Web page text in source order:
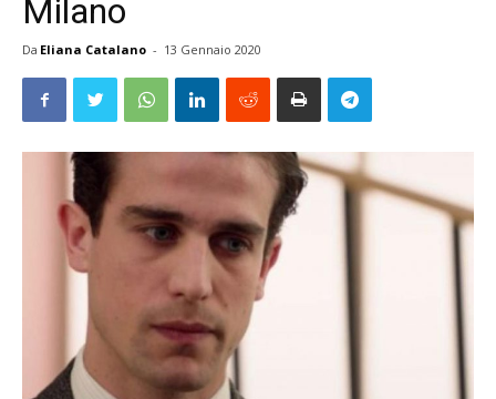
Milano
Da Eliana Catalano - 13 Gennaio 2020